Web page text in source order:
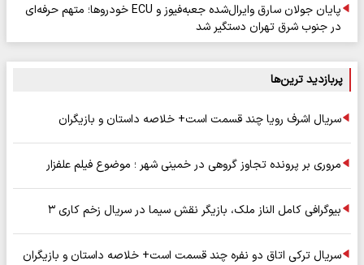
پایان جولان سارق وایرال‌شده جعبه‌فیوز و ECU خودروها؛ متهم حرفه‌ای
در جنوب شرق تهران دستگیر شد
پربازدید ترین‌ها
سریال اشرف رویا چند قسمت است+ خلاصه داستان و بازیگران
مروری بر پرونده تجاوز گروهی در خمینی شهر ؛ موضوع فیلم علفزار
بیوگرافی کامل الناز ملک، بازیگر نقش سیما در سریال زخم کاری ۳
سریال ترکی اتاق دو نفره چند قسمت است+ خلاصه داستان و بازیگران